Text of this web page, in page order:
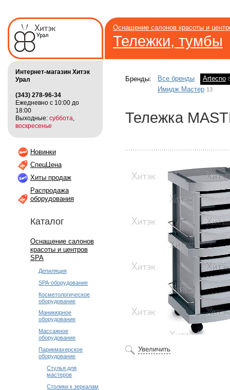
Оснащение салонов красоты и
Тележки, тумбы
Интернет-магазин Хитэк
Урал
(343) 278-96-34
Ежедневно с 10:00 до
18:00
Выходные: суббота
воскресенье
Новинки
СпецЦена
Хиты продаж
Распродажа
оборудования
Каталог
Оснащение салонов
красоты и центров
SPA
Депиляция
SPA-оборудование
Косметологическое
оборудование
Маникюрное
оборудование
Массажное
оборудование
Парикмахерское
оборудование
Стулья для
мастеров
Столики к зеркалам
Бренды: Все бренды Artecno
Имидж Мастер 13
Тележка
Увеличить